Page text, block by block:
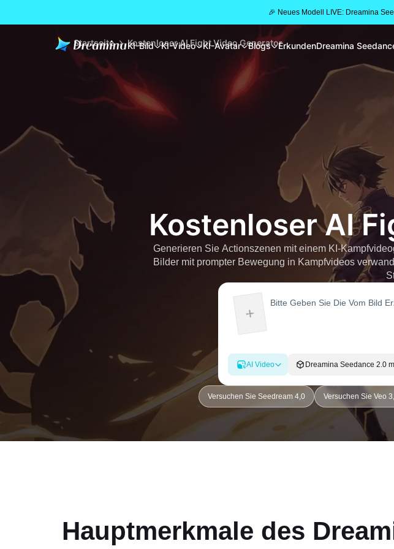
🎉 Neues Modell LIVE: Dreamina
KI-Bild KI-Video KI-Avatar Blogs ErkundenDreamina
Startseite Kostenloser AI Fight Video Generator
Kostenloser AI
Generieren Sie Actionszenen mit einem KI-
Bilder mit prompter Bewegung in Kampfvideos
AI Video Dreamina Seedance 2.0
Versuchen Sie Seedream 4,0 Versuchen Sie Veo
Hauptmerkmale des